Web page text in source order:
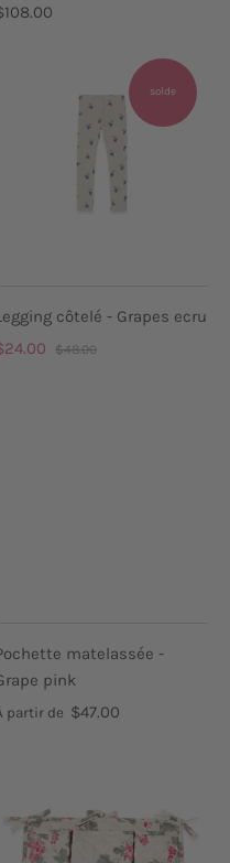
solde
côtelé - Grapes ecru
$48.00
matelassée -
pink
partir de $47.00